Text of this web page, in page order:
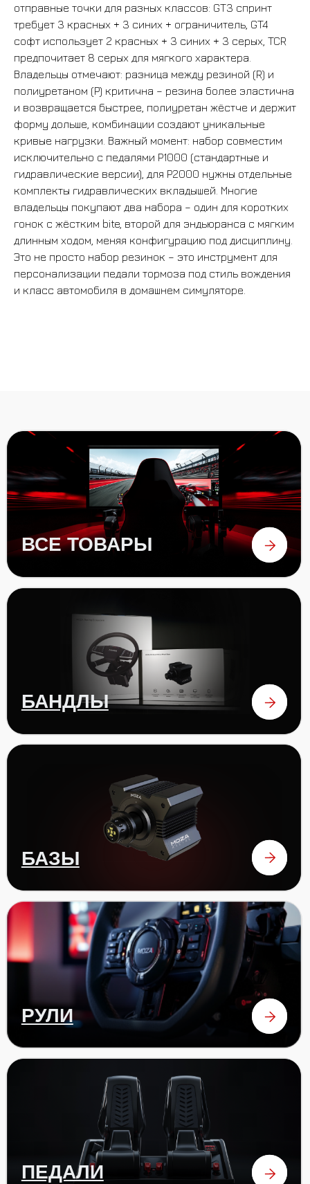
отправные точки для разных классов: GT3 спринт
требует 3 красных + 3 синих + ограничитель, GT4
софт использует 2 красных + 3 синих + 3 серых, TCR
предпочитает 8 серых для мягкого характера.
Владельцы отмечают: разница между резиной (R) и
полиуретаном (P) критична – резина более эластична
и возвращается быстрее, полиуретан жёстче и держит
форму дольше, комбинации создают уникальные
кривые нагрузки. Важный момент: набор совместим
исключительно с педалями P1000 (стандартные и
гидравлические версии), для P2000 нужны отдельные
комплекты гидравлических вкладышей. Многие
владельцы покупают два набора – один для коротких
гонок с жёстким bite, второй для эндьюранса с мягким
длинным ходом, меняя конфигурацию под дисциплину.
Это не просто набор резинок – это инструмент для
персонализации педали тормоза под стиль вождения
и класс автомобиля в домашнем симуляторе.
ВСЕ ТОВАРЫ
РУЛИ
ОТЗЫВЫ